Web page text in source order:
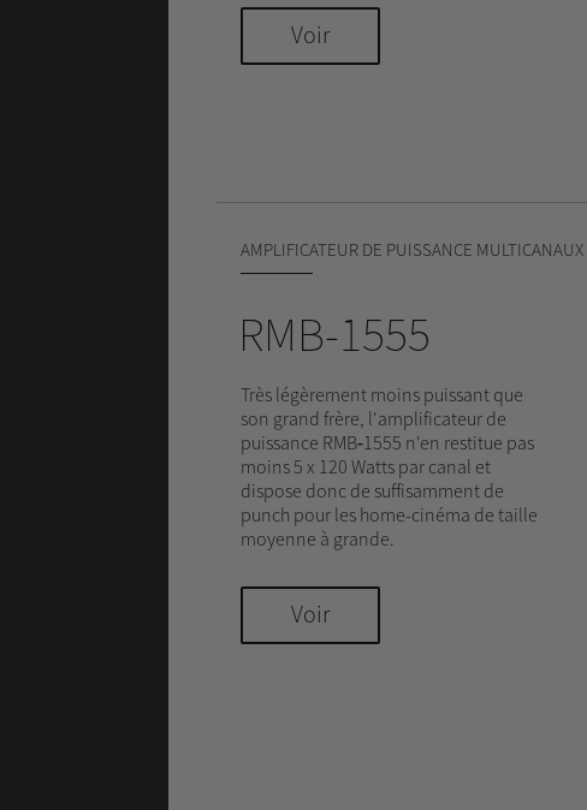
Voir
AMPLIFICATEUR DE PUISSANCE MULTICANAUX
RMB-1555
Très légèrement moins puissant que
son grand frère, l'amplificateur de
puissance RMB‑1555 n'en restitue pas
moins 5 x 120 Watts par canal et
dispose donc de suffisamment de
punch pour les home-cinéma de taille
moyenne à grande.
Voir